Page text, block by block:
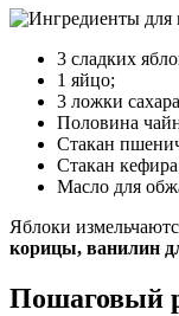
3 сладких
1 яйцо;
3 ложки
Половина
Стакан
Стакан
Масло для
Яблоки
корицы, ванилин
Пошаговый